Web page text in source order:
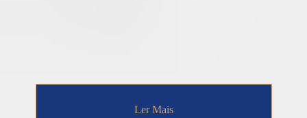
Ler Mais